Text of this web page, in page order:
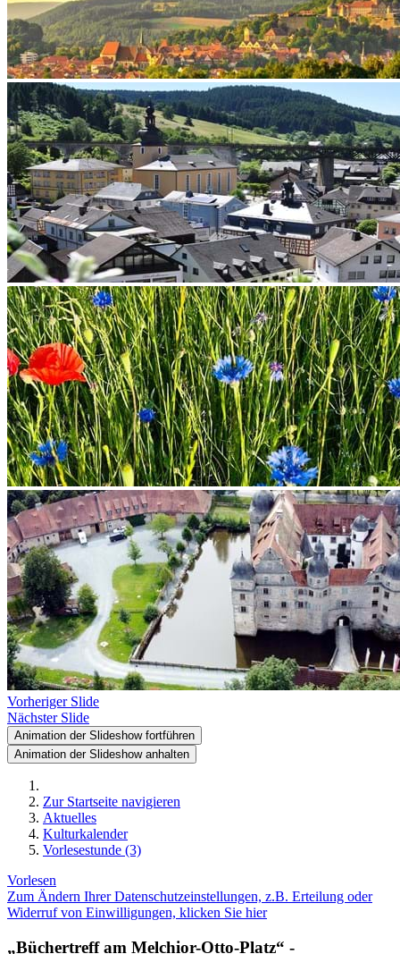
Vorheriger Slide
Nächster Slide
Animation der Slideshow fortführen
Animation der Slideshow anhalten
Zur Startseite navigieren
Aktuelles
Kulturkalender
Vorlesestunde (3)
Vorlesen
Zum Ändern Ihrer Datenschutzeinstellungen, z.B. Erteilung oder
Widerruf von Einwilligungen, klicken Sie hier
„Büchertreff am Melchior-Otto-Platz“ -